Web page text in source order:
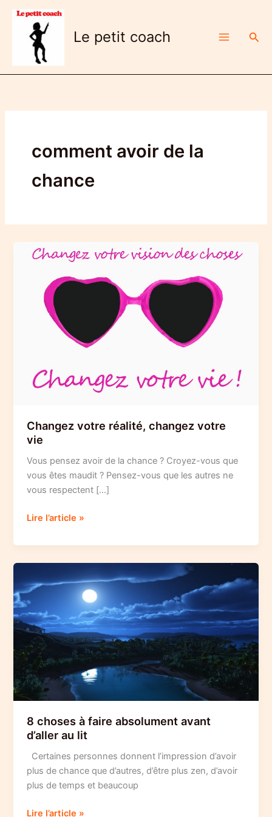
Aller
contenu
Le petit coach
comment avoir de la
chance
Changez votre réalité, changez votre
vie
Vous pensez avoir de la chance ? Croyez-vous que
vous êtes maudit ? Pensez-vous que les autres ne
vous respectent […]
Changez
réalité,
changez
vie
Lire l’article »
8 choses à faire absolument avant
d’aller au lit
Certaines personnes donnent l’impression d’avoir
plus de chance que d’autres, d’être plus zen, d’avoir
plus de temps et beaucoup
8
Lire l’article »